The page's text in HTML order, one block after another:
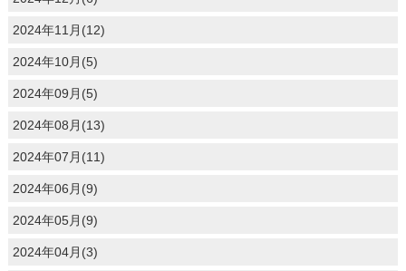
2024年11月(12)
2024年10月(5)
2024年09月(5)
2024年08月(13)
2024年07月(11)
2024年06月(9)
2024年05月(9)
2024年04月(3)